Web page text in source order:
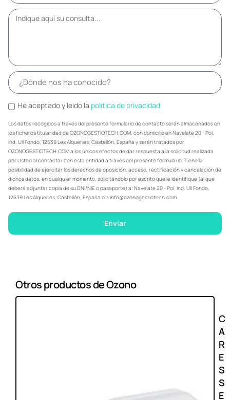
He aceptado y leido la política de privacidad
Los datos recogidos a través del presente formulario de contacto serán almacenados en
los ficheros titularidad de OZONOGESTIOTECH.COM, con domicilio en Navelate 20 - Pol.
Ind. Ull Fondo, 12539 Les Alqueries, Castellón, España y serán tratados por
OZONOGESTIOTECH.COM a los únicos efectos de dar respuesta a la solicitud realizada
por Usted al contactar con esta entidad a través del presente formulario. Tiene la
posibilidad de ejercitar los derechos de oposición, acceso, rectificación y cancelación de
dichos datos, en cualquier momento, solicitándolo por escrito que le identifique (al que
deberá adjuntar copia de su DNI/NIE o pasaporte) a: Navelate 20 - Pol. Ind. Ull Fondo,
12539 Les Alqueries, Castellón, España o a info@ozonogestiotech.com
Enviar
Otros productos de Ozono
C
A
R
E
S
S
E